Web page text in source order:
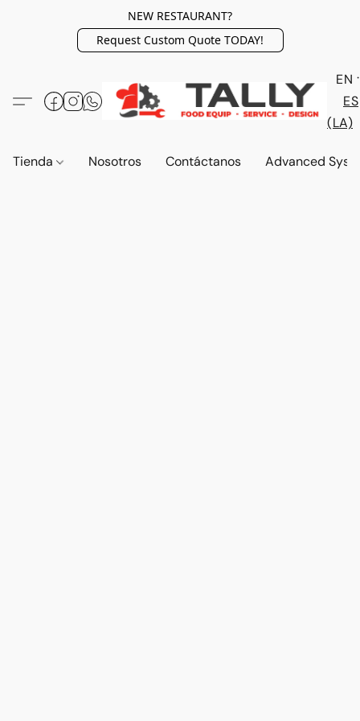
NEW RESTAURANT?
Request Custom Quote TODAY!
EN
ES
(LA)
Tienda Nosotros Contáctanos Advanced